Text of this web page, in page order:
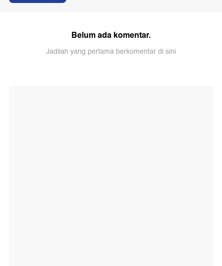
Belum ada komentar.
Jadilah yang pertama berkomentar di sini